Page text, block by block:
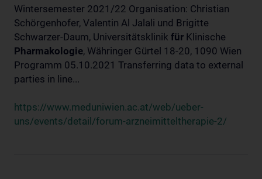
Wintersemester 2021/22 Organisation: Christian
Schörgenhofer, Valentin Al Jalali und Brigitte
Schwarzer-Daum, Universitätsklinik für Klinische
Pharmakologie, Währinger Gürtel 18-20, 1090 Wien
Programm 05.10.2021 Transferring data to external
parties in line...
https://www.meduniwien.ac.at/web/ueber-
uns/events/detail/forum-arzneimitteltherapie-2/